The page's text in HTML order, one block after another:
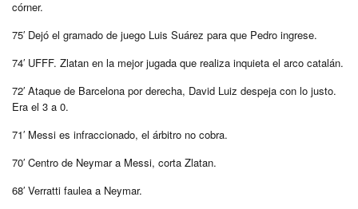
córner.
75′ Dejó el gramado de juego Luis Suárez para que Pedro ingrese.
74′ UFFF. Zlatan en la mejor jugada que realiza inquieta el arco catalán.
72′ Ataque de Barcelona por derecha, David Luiz despeja con lo justo.
Era el 3 a 0.
71′ Messi es infraccionado, el árbitro no cobra.
70′ Centro de Neymar a Messi, corta Zlatan.
68′ Verratti faulea a Neymar.